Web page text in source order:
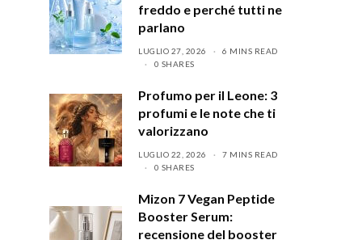
freddo e perché tutti ne
parlano
LUGLIO 27, 2026
6 MINS READ
0 SHARES
Profumo per il Leone: 3
profumi e le note che ti
valorizzano
LUGLIO 22, 2026
7 MINS READ
0 SHARES
Mizon 7 Vegan Peptide
Booster Serum:
recensione del booster